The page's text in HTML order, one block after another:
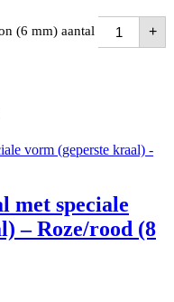
(6 mm) aantal +
met speciale
– Roze/rood (8